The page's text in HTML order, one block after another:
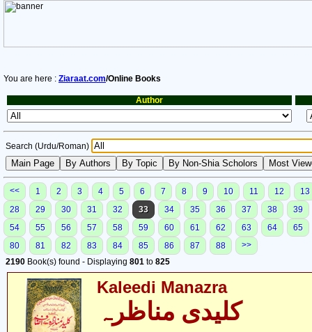
You are here : Ziaraat.com/Online Books
Author
Search (Urdu/Roman)
<< 1 2 3 4 5 6 7 8 9 10 11 12
13
28
29 30 31 32 33 34 35 36 37 38
39
54
55 56 57 58 59 60 61 62 63 64
65
80
81 82 83 84 85 86 87 88
>>
2190 Book(s) found - Displaying 801 to 825
Kaleedi Manazra
کلیدی مناظرہ